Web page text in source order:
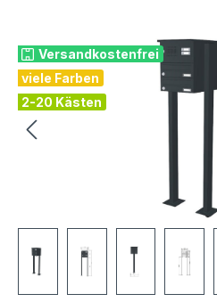
Versandkostenfrei
viele Farben
2-20 Kästen